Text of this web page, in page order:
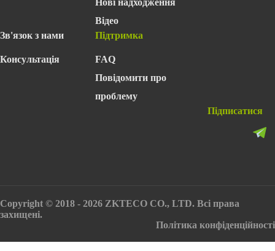
Нові надходження
Відео
Зв'язок з нами
Консультація
Підтримка
FAQ
Повідомити про
проблему
Підписатися
Copyright © 2018 - 2026 ZKTECO CO., LTD. Всі права
захищені.
Політика конфіденційності